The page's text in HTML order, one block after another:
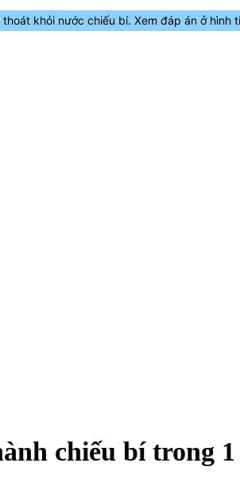
khỏi nước chiếu bí. Xem đáp án ở
chiếu bí trong